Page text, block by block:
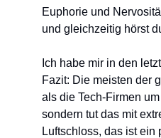
Euphorie und
und gleichzeitig hörst
Ich habe mir in den
Fazit: Die meisten der
als die Tech-Firmen
sondern tut das mit
Luftschloss, das ist ein